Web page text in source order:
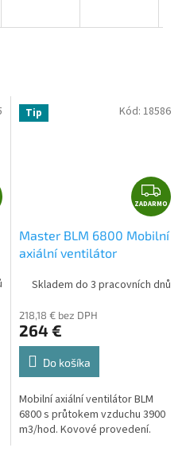
Tip
Z
A
D
A
M
ZADARMO
Master BLM 6800 Mobilní
axiální ventilátor
Skladem do 3 pracovních dnů
218,18 € bez DPH
264 €
Do košíka
Mobilní axiální ventilátor BLM
6800 s průtokem vzduchu 3900
m3/hod. Kovové provedení.
Kód: 18586